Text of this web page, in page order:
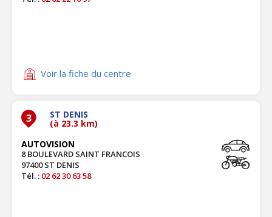
Voir la fiche du centre
3 ST DENIS
(à 23.3 km)
AUTOVISION
8 BOULEVARD SAINT FRANCOIS
97400 ST DENIS
Tél. : 02 62 30 63 58